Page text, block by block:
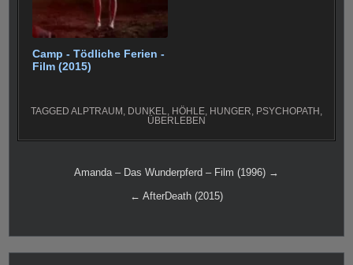
Camp - Tödliche Ferien -
Film (2015)
TAGGED ALPTRAUM, DUNKEL, HÖHLE, HUNGER, PSYCHOPATH,
ÜBERLEBEN
Beitragsnavigation
Amanda – Das Wunderpferd – Film (1996) →
← AfterDeath (2015)